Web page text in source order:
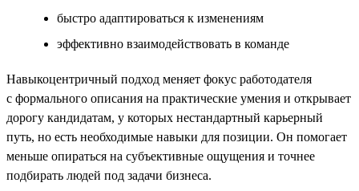
быстро адаптироваться к изменениям
эффективно взаимодействовать в команде
Навыкоцентричный подход меняет фокус работодателя
с формального описания на практические умения и открывает
дорогу кандидатам, у которых нестандартный карьерный
путь, но есть необходимые навыки для позиции. Он помогает
меньше опираться на субъективные ощущения и точнее
подбирать людей под задачи бизнеса.